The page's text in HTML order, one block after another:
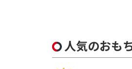
人気のおも